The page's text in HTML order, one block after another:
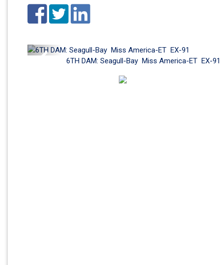
6TH DAM: Seagull-Bay  Miss America-ET  EX-91
Previous